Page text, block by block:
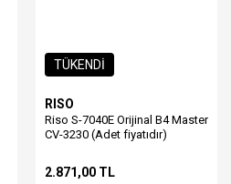
TÜKENDİ
RISO
Riso S-7040E Orijinal B4 Master
CV-3230 (Adet fiyatıdır)
2.871,00 TL